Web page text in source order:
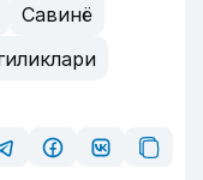
Савинё